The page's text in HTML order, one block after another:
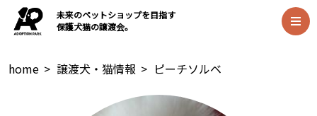
未来のペットショップを目指す
保護犬猫の譲渡会。
home > 譲渡犬・猫情報 > ピーチソルベ